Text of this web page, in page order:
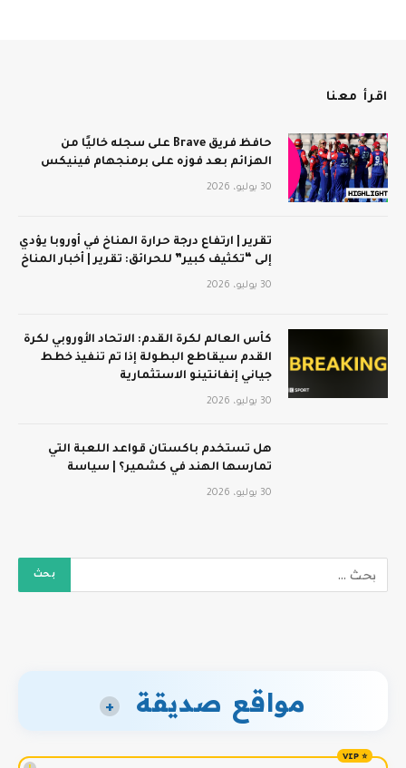
اقرأ معنا
حافظ فريق Brave على سجله خاليًا من
الهزائم بعد فوزه على برمنجهام فينيكس
30 يوليو، 2026
تقرير | ارتفاع درجة حرارة المناخ في أوروبا يؤدي
إلى “تكثيف كبير” للحرائق: تقرير | أخبار المناخ
30 يوليو، 2026
كأس العالم لكرة القدم: الاتحاد الأوروبي لكرة
القدم سيقاطع البطولة إذا تم تنفيذ خطط
جياني إنفانتينو الاستثمارية
30 يوليو، 2026
هل تستخدم باكستان قواعد اللعبة التي
تمارسها الهند في كشمير؟ | سياسة
30 يوليو، 2026
مواقع صديقة +